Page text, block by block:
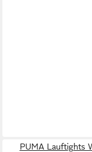
PUMA Lauftights